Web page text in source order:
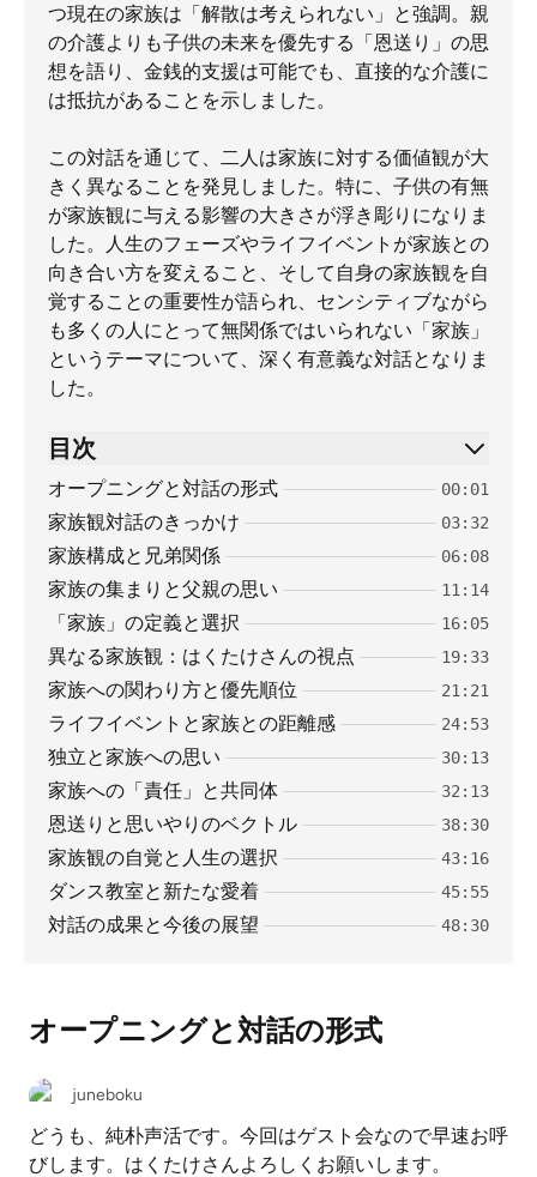
つ現在の家族は「解散は考えられない」と強調。親
の介護よりも子供の未来を優先する「恩送り」の思
想を語り、金銭的支援は可能でも、直接的な介護に
は抵抗があることを示しました。
この対話を通じて、二人は家族に対する価値観が大
きく異なることを発見しました。特に、子供の有無
が家族観に与える影響の大きさが浮き彫りになりま
した。人生のフェーズやライフイベントが家族との
向き合い方を変えること、そして自身の家族観を自
覚することの重要性が語られ、センシティブながら
も多くの人にとって無関係ではいられない「家族」
というテーマについて、深く有意義な対話となりま
した。
目次
オープニングと対話の形式 00:01
家族観対話のきっかけ 03:32
家族構成と兄弟関係 06:08
家族の集まりと父親の思い 11:14
「家族」の定義と選択 16:05
異なる家族観：はくたけさんの視点 19:33
家族への関わり方と優先順位 21:21
ライフイベントと家族との距離感 24:53
独立と家族への思い 30:13
家族への「責任」と共同体 32:13
恩送りと思いやりのベクトル 38:30
家族観の自覚と人生の選択 43:16
ダンス教室と新たな愛着 45:55
対話の成果と今後の展望 48:30
オープニングと対話の形式
juneboku
どうも、純朴声活です。今回はゲスト会なので早速お呼
びします。はくたけさんよろしくお願いします。